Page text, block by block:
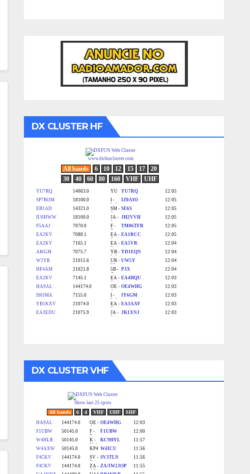
DX CLUSTER HF
DX CLUSTER VHF